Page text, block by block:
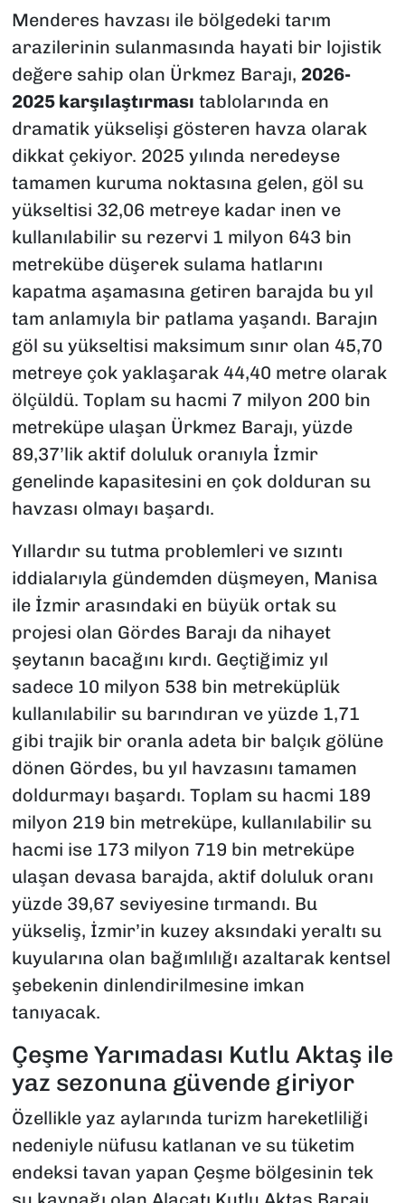
Menderes havzası ile bölgedeki tarım
arazilerinin sulanmasında hayati bir lojistik
değere sahip olan Ürkmez Barajı, 2026-
2025 karşılaştırması tablolarında en
dramatik yükselişi gösteren havza olarak
dikkat çekiyor. 2025 yılında neredeyse
tamamen kuruma noktasına gelen, göl su
yükseltisi 32,06 metreye kadar inen ve
kullanılabilir su rezervi 1 milyon 643 bin
metrekübe düşerek sulama hatlarını
kapatma aşamasına getiren barajda bu yıl
tam anlamıyla bir patlama yaşandı. Barajın
göl su yükseltisi maksimum sınır olan 45,70
metreye çok yaklaşarak 44,40 metre olarak
ölçüldü. Toplam su hacmi 7 milyon 200 bin
metreküpe ulaşan Ürkmez Barajı, yüzde
89,37’lik aktif doluluk oranıyla İzmir
genelinde kapasitesini en çok dolduran su
havzası olmayı başardı.
Yıllardır su tutma problemleri ve sızıntı
iddialarıyla gündemden düşmeyen, Manisa
ile İzmir arasındaki en büyük ortak su
projesi olan Gördes Barajı da nihayet
şeytanın bacağını kırdı. Geçtiğimiz yıl
sadece 10 milyon 538 bin metreküplük
kullanılabilir su barındıran ve yüzde 1,71
gibi trajik bir oranla adeta bir balçık gölüne
dönen Gördes, bu yıl havzasını tamamen
doldurmayı başardı. Toplam su hacmi 189
milyon 219 bin metreküpe, kullanılabilir su
hacmi ise 173 milyon 719 bin metreküpe
ulaşan devasa barajda, aktif doluluk oranı
yüzde 39,67 seviyesine tırmandı. Bu
yükseliş, İzmir’in kuzey aksındaki yeraltı su
kuyularına olan bağımlılığı azaltarak kentsel
şebekenin dinlendirilmesine imkan
tanıyacak.
Çeşme Yarımadası Kutlu Aktaş ile
yaz sezonuna güvende giriyor
Özellikle yaz aylarında turizm hareketliliği
nedeniyle nüfusu katlanan ve su tüketim
endeksi tavan yapan Çeşme bölgesinin tek